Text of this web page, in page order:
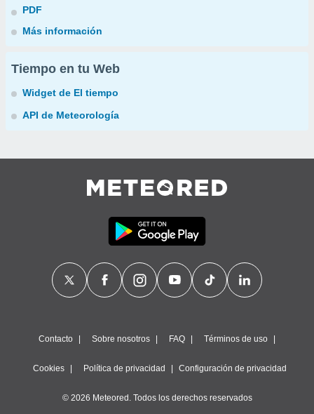
PDF
Más información
Tiempo en tu Web
Widget de El tiempo
API de Meteorología
Contacto Sobre nosotros FAQ Términos de uso
Cookies Política de privacidad Configuración de privacidad
© 2026 Meteored. Todos los derechos reservados